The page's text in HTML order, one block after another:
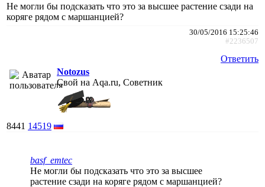
Не могли бы подсказать что это за высшее растение сзади на
коряге рядом с маршанцией?
30/05/2016 15:25:46
#2236507
Ответить
Notozus
Свой на Aqa.ru, Советник
8441 14519
basf_emtec
Не могли бы подсказать что это за высшее
растение сзади на коряге рядом с маршанцией?